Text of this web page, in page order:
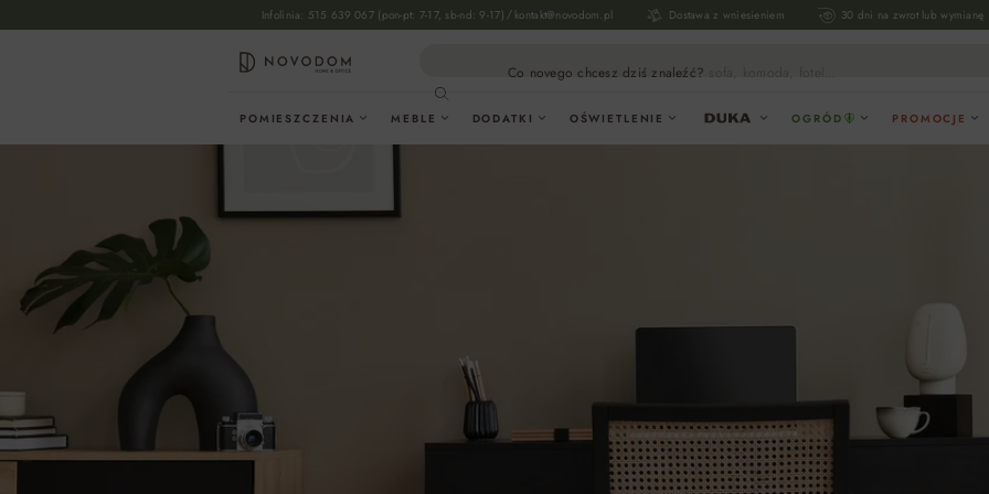
Przejdź do głównej nawigacji
Infolinia: 515 639 067 (pon-pt: 7-17, sb-nd: 9-17) / kontakt@novodom.pl Dostawa z wniesieniem 30 dni na zwrot lub wymianę
Co novego chcesz dziś znaleźć? sofa, komoda, fotel...
POMIESZCZENIA MEBLE DODATKI OŚWIETLENIE OGRÓD PROMOCJE